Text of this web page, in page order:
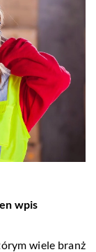
wpis
wiele branż